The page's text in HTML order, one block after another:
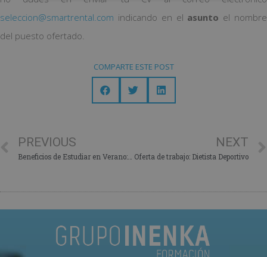
seleccion@smartrental.com indicando en el asunto el nombre
del puesto ofertado.
COMPARTE ESTE POST
PREVIOUS
Beneficios de Estudiar en Verano: Aprovecha tu Tiempo y Potencia tu Futuro
NEXT
Oferta de trabajo: Dietista Deportivo